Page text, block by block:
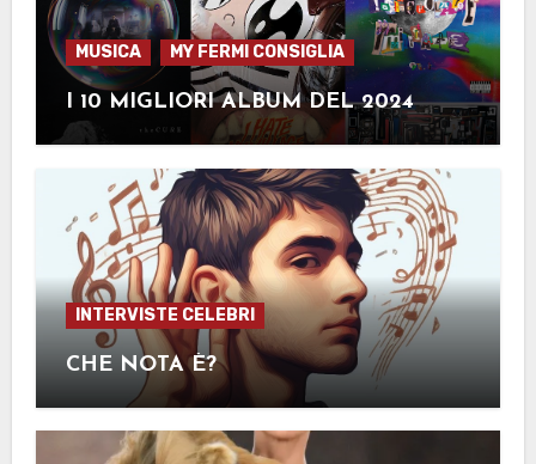
MUSICA MY FERMI CONSIGLIA
I 10 MIGLIORI ALBUM DEL 2024
INTERVISTE CELEBRI
CHE NOTA È?